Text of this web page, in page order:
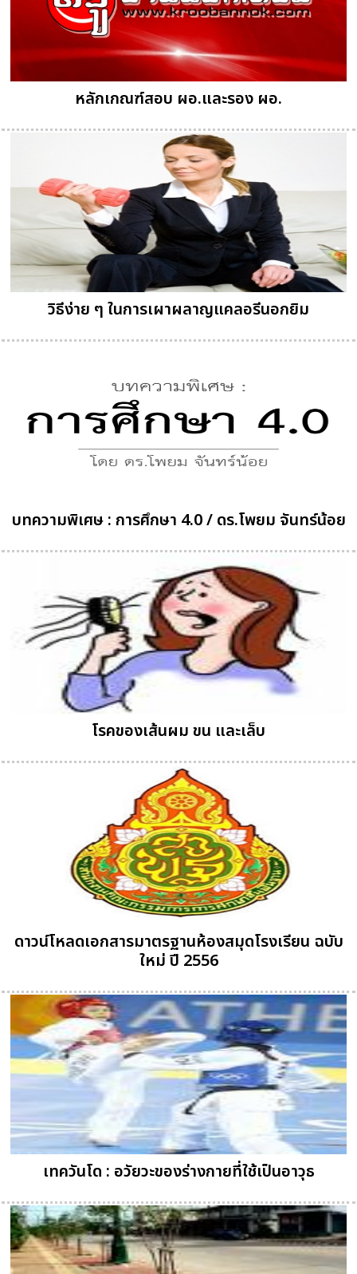
หลักเกณฑ์สอบ ผอ.และรอง ผอ.
วิธีง่าย ๆ ในการเผาผลาญแคลอรีนอกยิม
บทความพิเศษ : การศึกษา 4.0 / ดร.โพยม จันทร์น้อย
โรคของเส้นผม ขน และเล็บ
ดาวน์โหลดเอกสารมาตรฐานห้องสมุดโรงเรียน ฉบับ
ใหม่ ปี 2556
เทควันโด : อวัยวะของร่างกายที่ใช้เป็นอาวุธ